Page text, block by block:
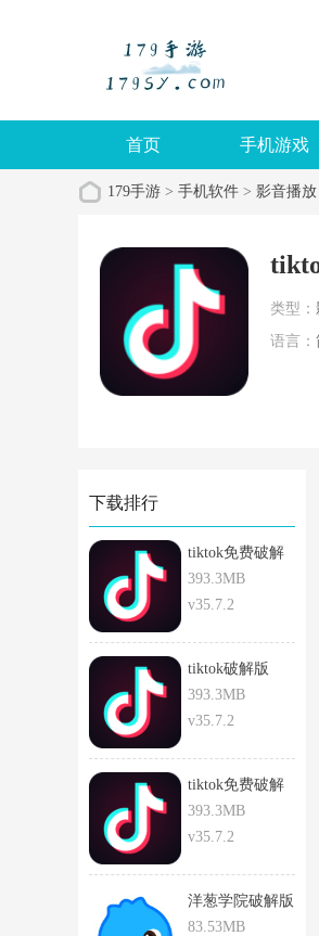
首页 手机游戏
179手游 > 手机软件 > 影音播放
类型：
语言：
下载排行
tiktok免费破解
版
393.3MB
v35.7.2
tiktok破解版
393.3MB
v35.7.2
tiktok免费破解
版安卓
393.3MB
v35.7.2
洋葱学院破解版
83.53MB